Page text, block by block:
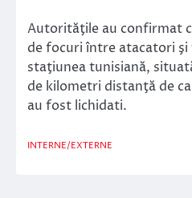
Autorităţile au confirmat
de focuri între atacatori
staţiunea tunisiană,
de kilometri distanţă de
au fost lichidati.
INTERNE/EXTERNE